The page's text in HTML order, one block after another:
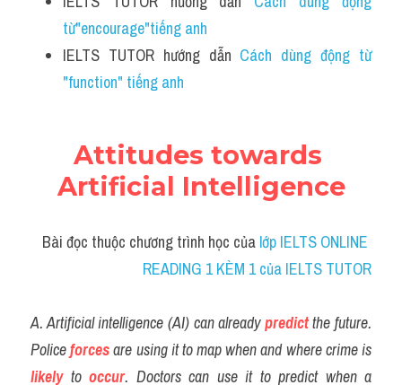
từ"encourage"tiếng anh
IELTS TUTOR hướng dẫn Cách dùng động từ
"function" tiếng anh
Attitudes towards
Artificial Intelligence
Bài đọc thuộc chương trình học của lớp IELTS ONLINE
READING 1 KÈM 1 của IELTS TUTOR
A. Artificial intelligence (AI) can already predictthe future.
Police forces
likely to occur. Doctors can use it to predict when a